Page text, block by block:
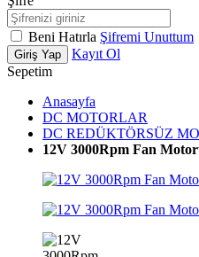
Beni Hatırla Şifremi Unuttum
Giriş Yap
Kayıt Ol
Sepetim
Anasayfa
DC MOTORLAR
DC REDÜKTÖRSÜZ
12V 3000Rpm Fan